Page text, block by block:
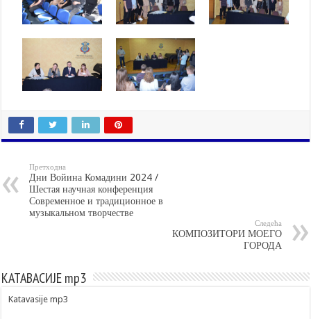
Претходна
Дни Войина Комадини 2024 /
Шестая научная конференция
Современное и традиционное в
музыкальном творчестве
Следећа
КОМПОЗИТОРИ МОЕГО
ГОРОДА
КАТАВАСИЈЕ mp3
Katavasije mp3